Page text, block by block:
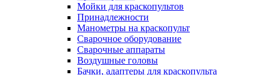
Мойки для краскопультов
Принадлежности
Манометры на краскопульт
Сварочное оборудование
Сварочные аппараты
Воздушные головы
Бачки, адаптеры для краскопульта